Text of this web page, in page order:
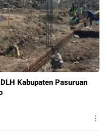
Kabupaten Pasuruan